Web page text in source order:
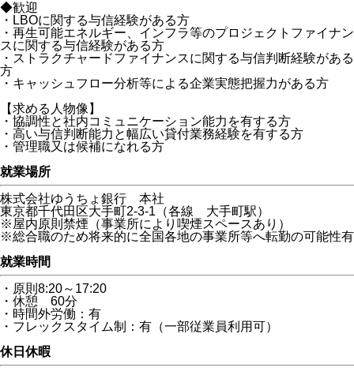
◆歓迎
・LBOに関する与信経験がある方
・再生可能エネルギー、インフラ等のプロジェクトファイナン
スに関する与信経験がある方
・ストラクチャードファイナンスに関する与信判断経験がある
方
・キャッシュフロー分析等による企業実態把握力がある方
【求める人物像】
・協調性と社内コミュニケーション能力を有する方
・高い与信判断能力と幅広い貸付業務経験を有する方
・管理職又は候補になれる方
就業場所
株式会社ゆうちょ銀行 本社
東京都千代田区大手町2-3-1（各線 大手町駅）
※屋内原則禁煙（事業所により喫煙スペースあり）
※総合職のため将来的に全国各地の事業所等へ転勤の可能性有
就業時間
・原則8:20～17:20
・休憩 60分
・時間外労働：有
・フレックスタイム制：有（一部従業員利用可）
休日休暇